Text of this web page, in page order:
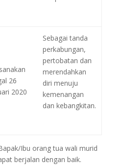
26
2020
Sebagai tanda
perkabungan,
pertobatan dan
merendahkan
diri menuju
kemenangan
dan kebangkitan.
Ibu orang tua wali murid
berjalan dengan baik.